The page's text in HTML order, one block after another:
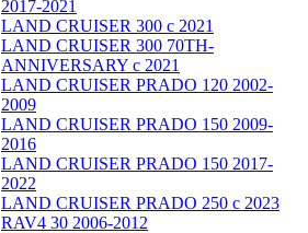
2017-2021
LAND CRUISER 300 с 2021
LAND CRUISER 300 70TH-
ANNIVERSARY с 2021
LAND CRUISER PRADO 120 2002-
2009
LAND CRUISER PRADO 150 2009-
2016
LAND CRUISER PRADO 150 2017-
2022
LAND CRUISER PRADO 250 с 2023
RAV4 30 2006-2012